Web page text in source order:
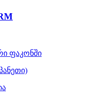
ფაკონში